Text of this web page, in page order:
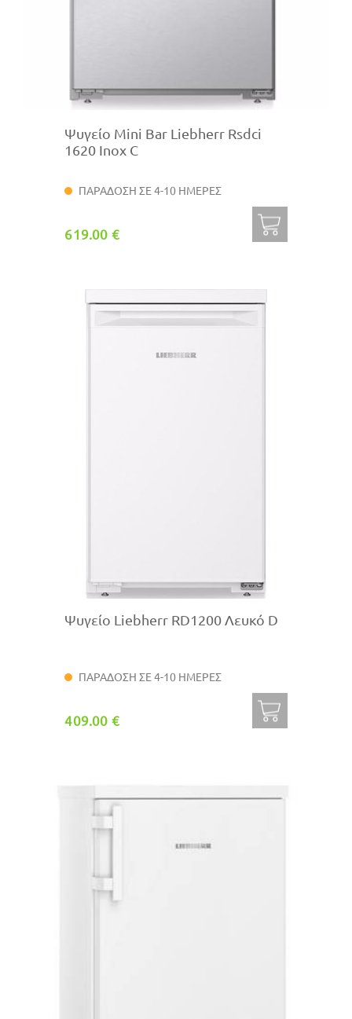
Ψυγείο Mini Bar Liebherr Rsdci
1620 Inox C
ΠΑΡΑΔΟΣΗ ΣΕ 4-10 ΗΜΕΡΕΣ
619.00 €
Ψυγείο Liebherr RD1200 Λευκό D
ΠΑΡΑΔΟΣΗ ΣΕ 4-10 ΗΜΕΡΕΣ
409.00 €